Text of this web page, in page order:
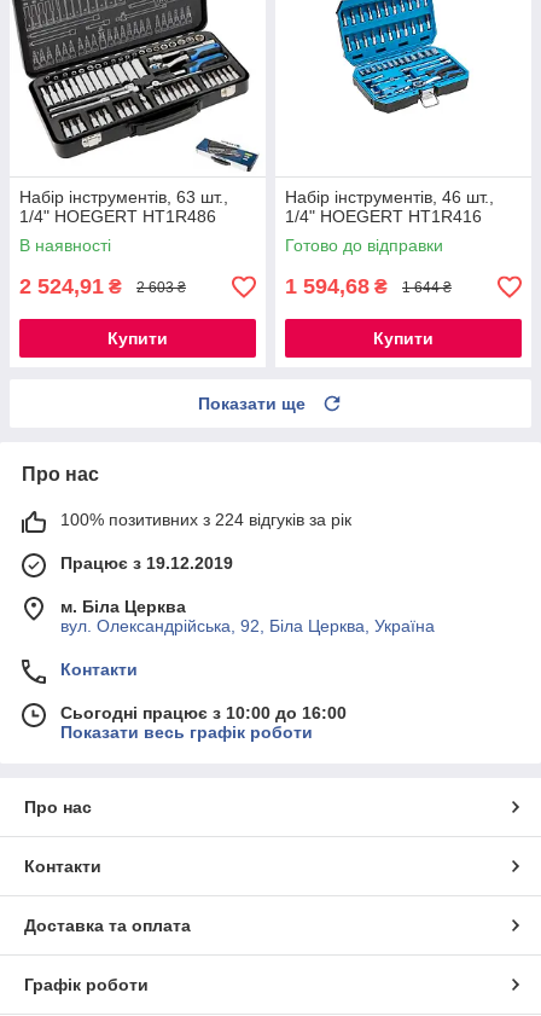
Набір інструментів, 63 шт.,
1/4" HOEGERT HT1R486
В наявності
2 524,91 ₴ 2 603 ₴
Купити
Набір інструментів, 46 шт.,
1/4" HOEGERT HT1R416
Готово до відправки
1 594,68 ₴ 1 644 ₴
Купити
Показати ще
Про нас
100% позитивних з 224 відгуків за рік
Працює з 19.12.2019
м. Біла Церква
вул. Олександрійська, 92, Біла Церква, Україна
Контакти
Сьогодні працює з 10:00 до 16:00
Показати весь графік роботи
Про нас
Контакти
Доставка та оплата
Графік роботи